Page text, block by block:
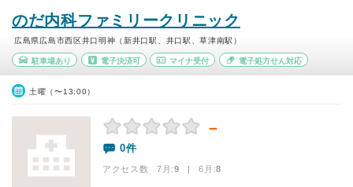
のだ内科ファミリークリニック
広島県広島市西区井口明神（新井口駅、井口駅、草津南駅）
駐車場あり 電子決済可 マイナ受付 電子処方せん対応
土曜（〜13:00）
－
0件
アクセス数 7月:9 | 6月:8